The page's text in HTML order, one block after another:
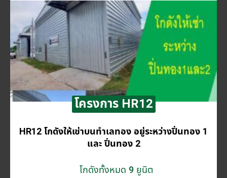
โครงการ HR12
HR12 โกดังให้เช่าบนทำเลทอง อยู่ระหว่างปิ่นทอง 1
และ ปิ่นทอง 2
โกดังทั้งหมด 9 ยูนิต